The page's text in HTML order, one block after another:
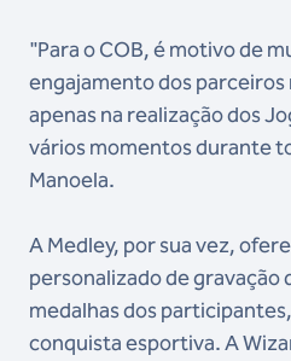
"Para o COB, é motivo de
engajamento dos parceiros
apenas na realização dos
vários momentos durante
Manoela.
A Medley, por sua vez,
personalizado de gravação
medalhas dos
conquista esportiva. A